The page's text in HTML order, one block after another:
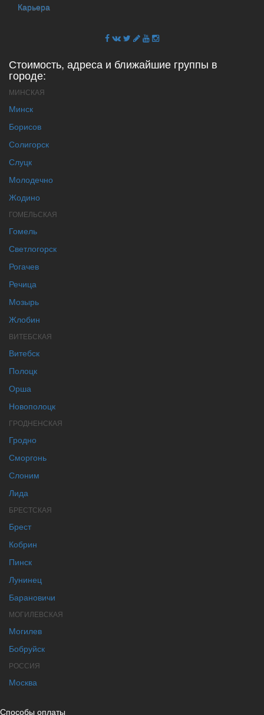
Карьера
Стоимость, адреса и ближайшие группы в
городе:
МИНСКАЯ
Минск
Борисов
Солигорск
Слуцк
Молодечно
Жодино
ГОМЕЛЬСКАЯ
Гомель
Светлогорск
Рогачев
Речица
Мозырь
Жлобин
ВИТЕБСКАЯ
Витебск
Полоцк
Орша
Новополоцк
ГРОДНЕНСКАЯ
Гродно
Сморгонь
Слоним
Лида
БРЕСТСКАЯ
Брест
Кобрин
Пинск
Лунинец
Барановичи
МОГИЛЕВСКАЯ
Могилев
Бобруйск
РОССИЯ
Москва
Способы оплаты